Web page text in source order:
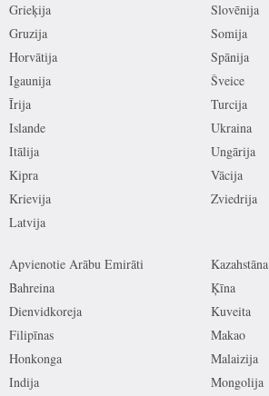
Grieķija
Gruzija
Horvātija
Igaunija
Īrija
Islande
Itālija
Kipra
Krievija
Latvija
Slovēnija
Somija
Spānija
Šveice
Turcija
Ukraina
Ungārija
Vācija
Zviedrija
Apvienotie Arābu Emirāti
Bahreina
Dienvidkoreja
Filipīnas
Honkonga
Indija
Kazahstāna
Ķīna
Kuveita
Makao
Malaizija
Mongolija